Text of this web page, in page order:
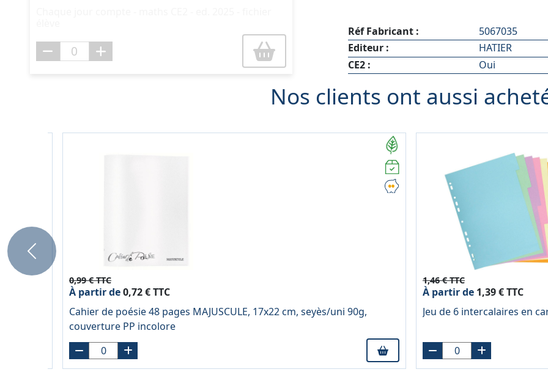
Réf Fabricant :
5067035
Editeur :
HATIER
CE2 :
Oui
Nos clients ont aussi
0,99 € TTC
À partir de0,72 € TTC
Cahier de poésie 48 pages MAJUSCULE, 17x22 cm, seyès/uni 90g,
couverture PP incolore
1,46 € TTC
À partir de 1,39 € TTC
Jeu de 6 intercalaires en
Previous